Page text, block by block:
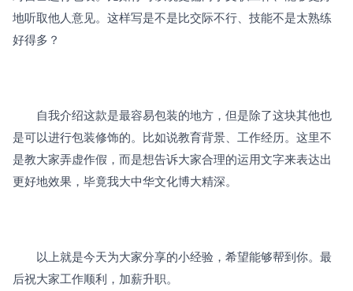
地听取他人意见。这样写是不是比交际不行、技能不是太熟练
好得多？
自我介绍这款是最容易包装的地方，但是除了这块其他也
是可以进行包装修饰的。比如说教育背景、工作经历。这里不
是教大家弄虚作假，而是想告诉大家合理的运用文字来表达出
更好地效果，毕竟我大中华文化博大精深。
以上就是今天为大家分享的小经验，希望能够帮到你。最
后祝大家工作顺利，加薪升职。